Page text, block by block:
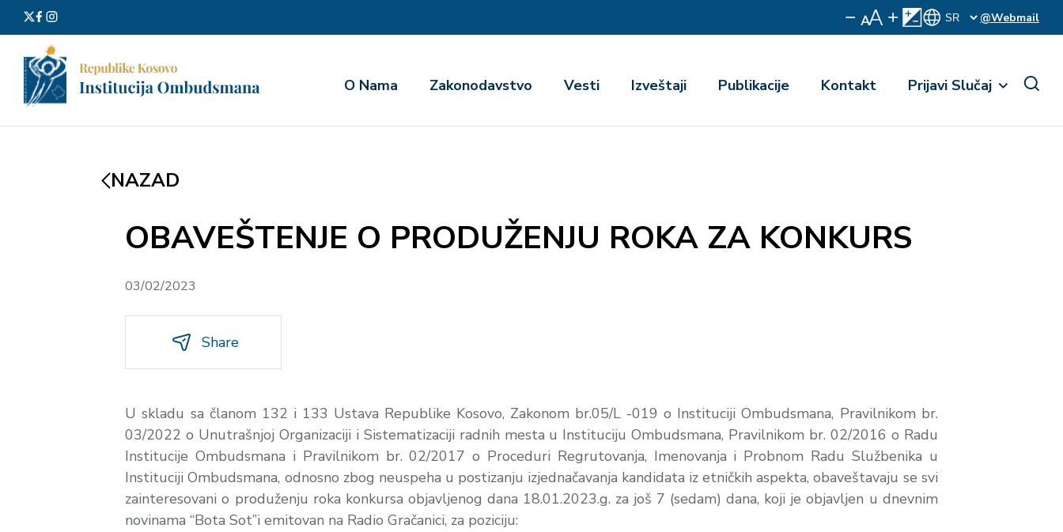
@Webmail
О Nama Zakonodavstvo Vesti Izveštaji Publikacije Kontakt Prijavi Slučaj
NAZAD
OBAVEŠTENJE O PRODUŽENJU ROKA ZA KONKURS
03/02/2023
Share
U skladu sa članom 132 i 133 Ustava Republike Kosovo, Zakonom br.05/L -019 o Instituciji Ombudsmana, Pravilnikom br.
03/2022 o Unutrašnjoj Organizaciji i Sistematizaciji radnih mesta u Instituciju Ombudsmana, Pravilnikom br. 02/2016 o Radu
Institucije Ombudsmana i Pravilnikom br. 02/2017 o Proceduri Regrutovanja, Imenovanja i Probnom Radu Službenika u
Instituciji Ombudsmana, odnosno zbog neuspeha u postizanju izjednačavanja kandidata iz etničkih aspekta, obaveštavaju se svi
zainteresovani o produženju roka konkursa objavljenog dana 18.01.2023.g. za još 7 (sedam) dana, koji je objavljen u dnevnim
novinama “Bota Sot”i emitovan na Radio Gračanici, za poziciju: